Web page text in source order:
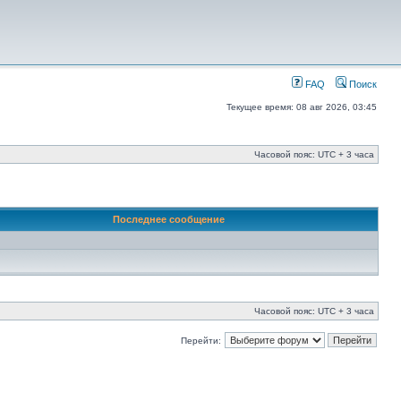
FAQ Поиск
Текущее время: 08 авг 2026, 03:45
Часовой пояс: UTC + 3 часа
Последнее сообщение
Часовой пояс: UTC + 3 часа
Перейти: